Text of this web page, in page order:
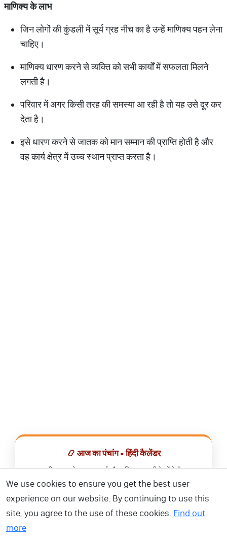
माणिक्यकेलाभ
जिन लोगों की कुंडली में सूर्य ग्रह नीच का है उन्हें माणिक्य पहन लेना
चाहिए।
माणिक्य धारण करने से व्यक्ति को सभी कार्यों में सफलता मिलने
लगती है।
परिवार में अगर किसी तरह की समस्या आ रही है तो यह उसे दूर कर
देता है।
इसे धारण करने से जातक को मान सम्मान की प्राप्ति होती है और
वह कार्य क्षेत्र में उच्च स्थान प्राप्त करता है।
📿 आज का पंचांग • हिंदी कैलेंडर
सभी व्रत, त्योहार, शुभ मुहूर्त और राशिफल एक ही ऐप में देखें।
📅 हिंदी कैलेंडर ऐप डाउनलोड करें
We use cookies to ensure you get the best user
experience on our website. By continuing to use this
site, you agree to the use of these cookies. Find out
more